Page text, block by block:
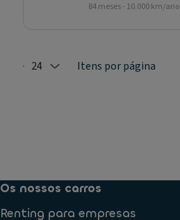
84 meses - 10.000 km/ano
Selected: 24
24 Itens por página
Os nossos carros
Renting para empresas